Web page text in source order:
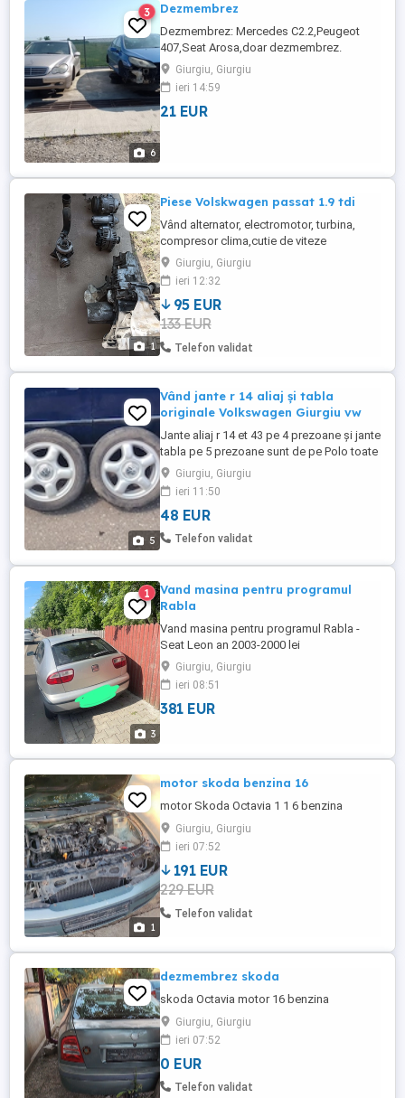
6
3 Dezmembrez
Dezmembrez: Mercedes C2.2,Peugeot
407,Seat Arosa,doar dezmembrez.
Giurgiu, Giurgiu
ieri 14:59
21 EUR
1
Piese Volskwagen passat 1.9 tdi
Vând alternator, electromotor, turbina,
compresor clima,cutie de viteze
manuala.piesele sunt de la un passat 1.9
tdi din anul 2002, seria motor
AVB,101cp.se vând toate la prețul 500
Ron.,mai dețin și alte piese și din
caroserie.
Giurgiu, Giurgiu
ieri 12:32
95 EUR
133 EUR
Telefon validat
5
Vând jante r 14 aliaj și tabla
originale Volkswagen Giurgiu vw
Jante aliaj r 14 et 43 pe 4 prezoane și jante
tabla pe 5 prezoane sunt de pe Polo toate
originale Volkswagen. Oraș: Giurgiu Aliaj:
550 Tabla:250 Preț Negociabil Tel:
+40737346522
Giurgiu, Giurgiu
ieri 11:50
48 EUR
Telefon validat
3
1
Vand masina pentru programul
Rabla
Vand masina pentru programul Rabla -
Seat Leon an 2003-2000 lei
Giurgiu, Giurgiu
ieri 08:51
381 EUR
1
motor skoda benzina 16
motor Skoda Octavia 1 1 6 benzina
Giurgiu, Giurgiu
ieri 07:52
191 EUR
229 EUR
Telefon validat
dezmembrez skoda
skoda Octavia motor 16 benzina
Giurgiu, Giurgiu
ieri 07:52
0 EUR
Telefon validat